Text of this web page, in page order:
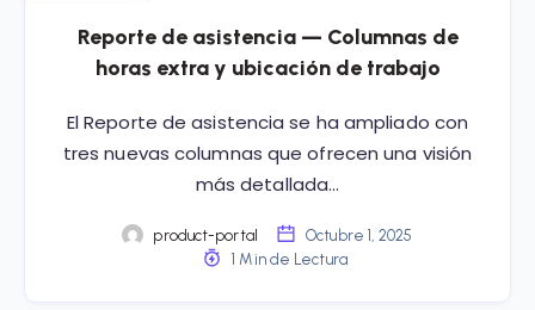
Reporte de asistencia — Columnas de
horas extra y ubicación de trabajo
El Reporte de asistencia se ha ampliado con
tres nuevas columnas que ofrecen una visión
más detallada…
product-portal
Octubre 1, 2025
1 Min de Lectura